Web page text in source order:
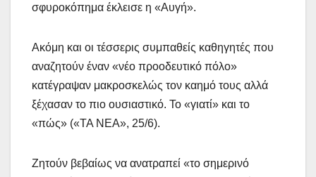
σφυροκόπημα έκλεισε η «Αυγή».
Ακόμη και οι τέσσερις συμπαθείς καθηγητές που
αναζητούν έναν «νέο προοδευτικό πόλο»
κατέγραψαν μακροσκελώς τον καημό τους αλλά
ξέχασαν το πιο ουσιαστικό. Το «γιατί» και το
«πώς» («ΤΑ ΝΕΑ», 25/6).
Ζητούν βεβαίως να ανατραπεί «το σημερινό